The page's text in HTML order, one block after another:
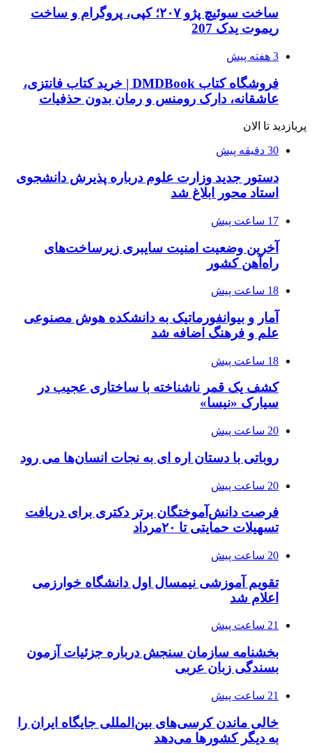
ساخت سوئیچ پژو ۲۰۷؛ کپی، پروگرام و ساخت
ریموت یدک 207
3 هفته پیش
فروشگاه کتاب DMDBook | خرید کتاب فانتزی،
عاشقانه، دارک رومنس و رمان بدون حذفیات
پربازدید تا الان
30 دقیقه پیش
دستور جدید وزارت علوم درباره پذیرش دانشجوی
استاد محور ابلاغ شد
17 ساعت پیش
آخرین وضعیت امنیت سایبری زیرساخت‌های
راه‌آهن کشور
18 ساعت پیش
آمار و بیوانفورماتیک به دانشکده هوش مصنوعی
علم و فرهنگ اضافه شد
18 ساعت پیش
کشف یک قمر ناشناخته با ساختاری عجیب در
سیارک «نیسا»
20 ساعت پیش
روباتی با دستان اره ای به نجات انسان‌ها می رود
20 ساعت پیش
فرصت دانش‌آموختگان برتر دکتری‌ برای دریافت
تسهیلات حمایتی تا ۲۰مرداد
20 ساعت پیش
تقویم آموزشی نیمسال اول دانشگاه خوارزمی
اعلام شد
21 ساعت پیش
بخشنامه سازمان سنجش درباره جزئیات آزمون
بسندگی زبان عربی
21 ساعت پیش
خالی ماندن کرسی‌های بین‌المللی جایگاه ایران را
به دیگر کشورها می‌دهد